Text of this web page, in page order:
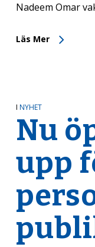
Nadeem Omar
Läs Mer
I NYHET
Nu
upp